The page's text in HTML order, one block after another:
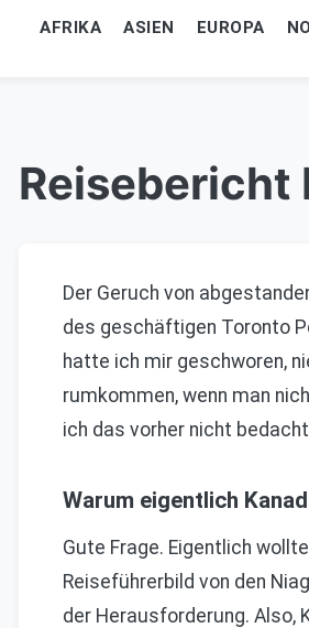
AFRIKA ASIEN EUROPA
Reisebericht
Der Geruch von
des geschäftigen Toronto
hatte ich mir geschworen,
rumkommen, wenn man
ich das vorher nicht
Warum eigentlich
Gute Frage. Eigentlich
Reiseführerbild von den
der Herausforderung. Also,